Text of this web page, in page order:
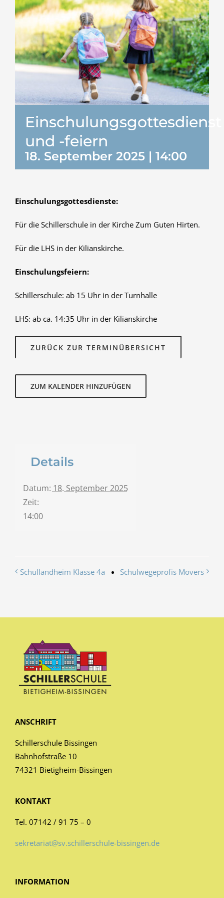
Einschulungsgottesdienst
und -feiern
18. September 2025 | 14:00
Einschulungsgottesdienste:
Für die Schillerschule in der Kirche Zum Guten Hirten.
Für die LHS in der Kilianskirche.
Einschulungsfeiern:
Schillerschule: ab 15 Uhr in der Turnhalle
LHS: ab ca. 14:35 Uhr in der Kilianskirche
ZURÜCK ZUR TERMINÜBERSICHT
ZUM KALENDER HINZUFÜGEN
Details
Datum: 18. September 2025
Zeit:
14:00
Schullandheim Klasse 4a Schulwegeprofis Movers
ANSCHRIFT
Schillerschule Bissingen
Bahnhofstraße 10
74321 Bietigheim-Bissingen
KONTAKT
Tel. 07142 / 91 75 – 0
sekretariat@sv.schillerschule-bissingen.de
INFORMATION